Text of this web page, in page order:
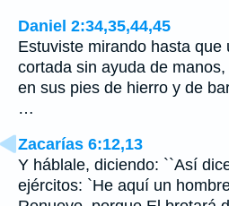
Daniel 2:34,35,44,45
Estuviste mirando hasta que
cortada sin ayuda de
en sus pies de hierro y de
…
Zacarías 6:12,13
Y háblale, diciendo: ``Así
ejércitos: `He aquí un